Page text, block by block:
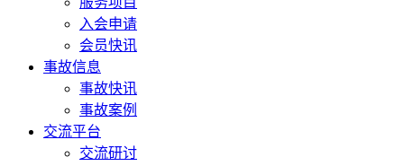
入会申请
会员快讯
事故信息
事故快讯
事故案例
交流平台
交流研讨